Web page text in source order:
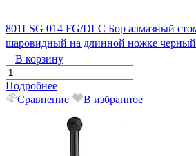
801LSG 014 FG/DLC Бор алмазный
шаровидный на длинной ножке черный
В корзину
Подробнее
Сравнение
В избранное